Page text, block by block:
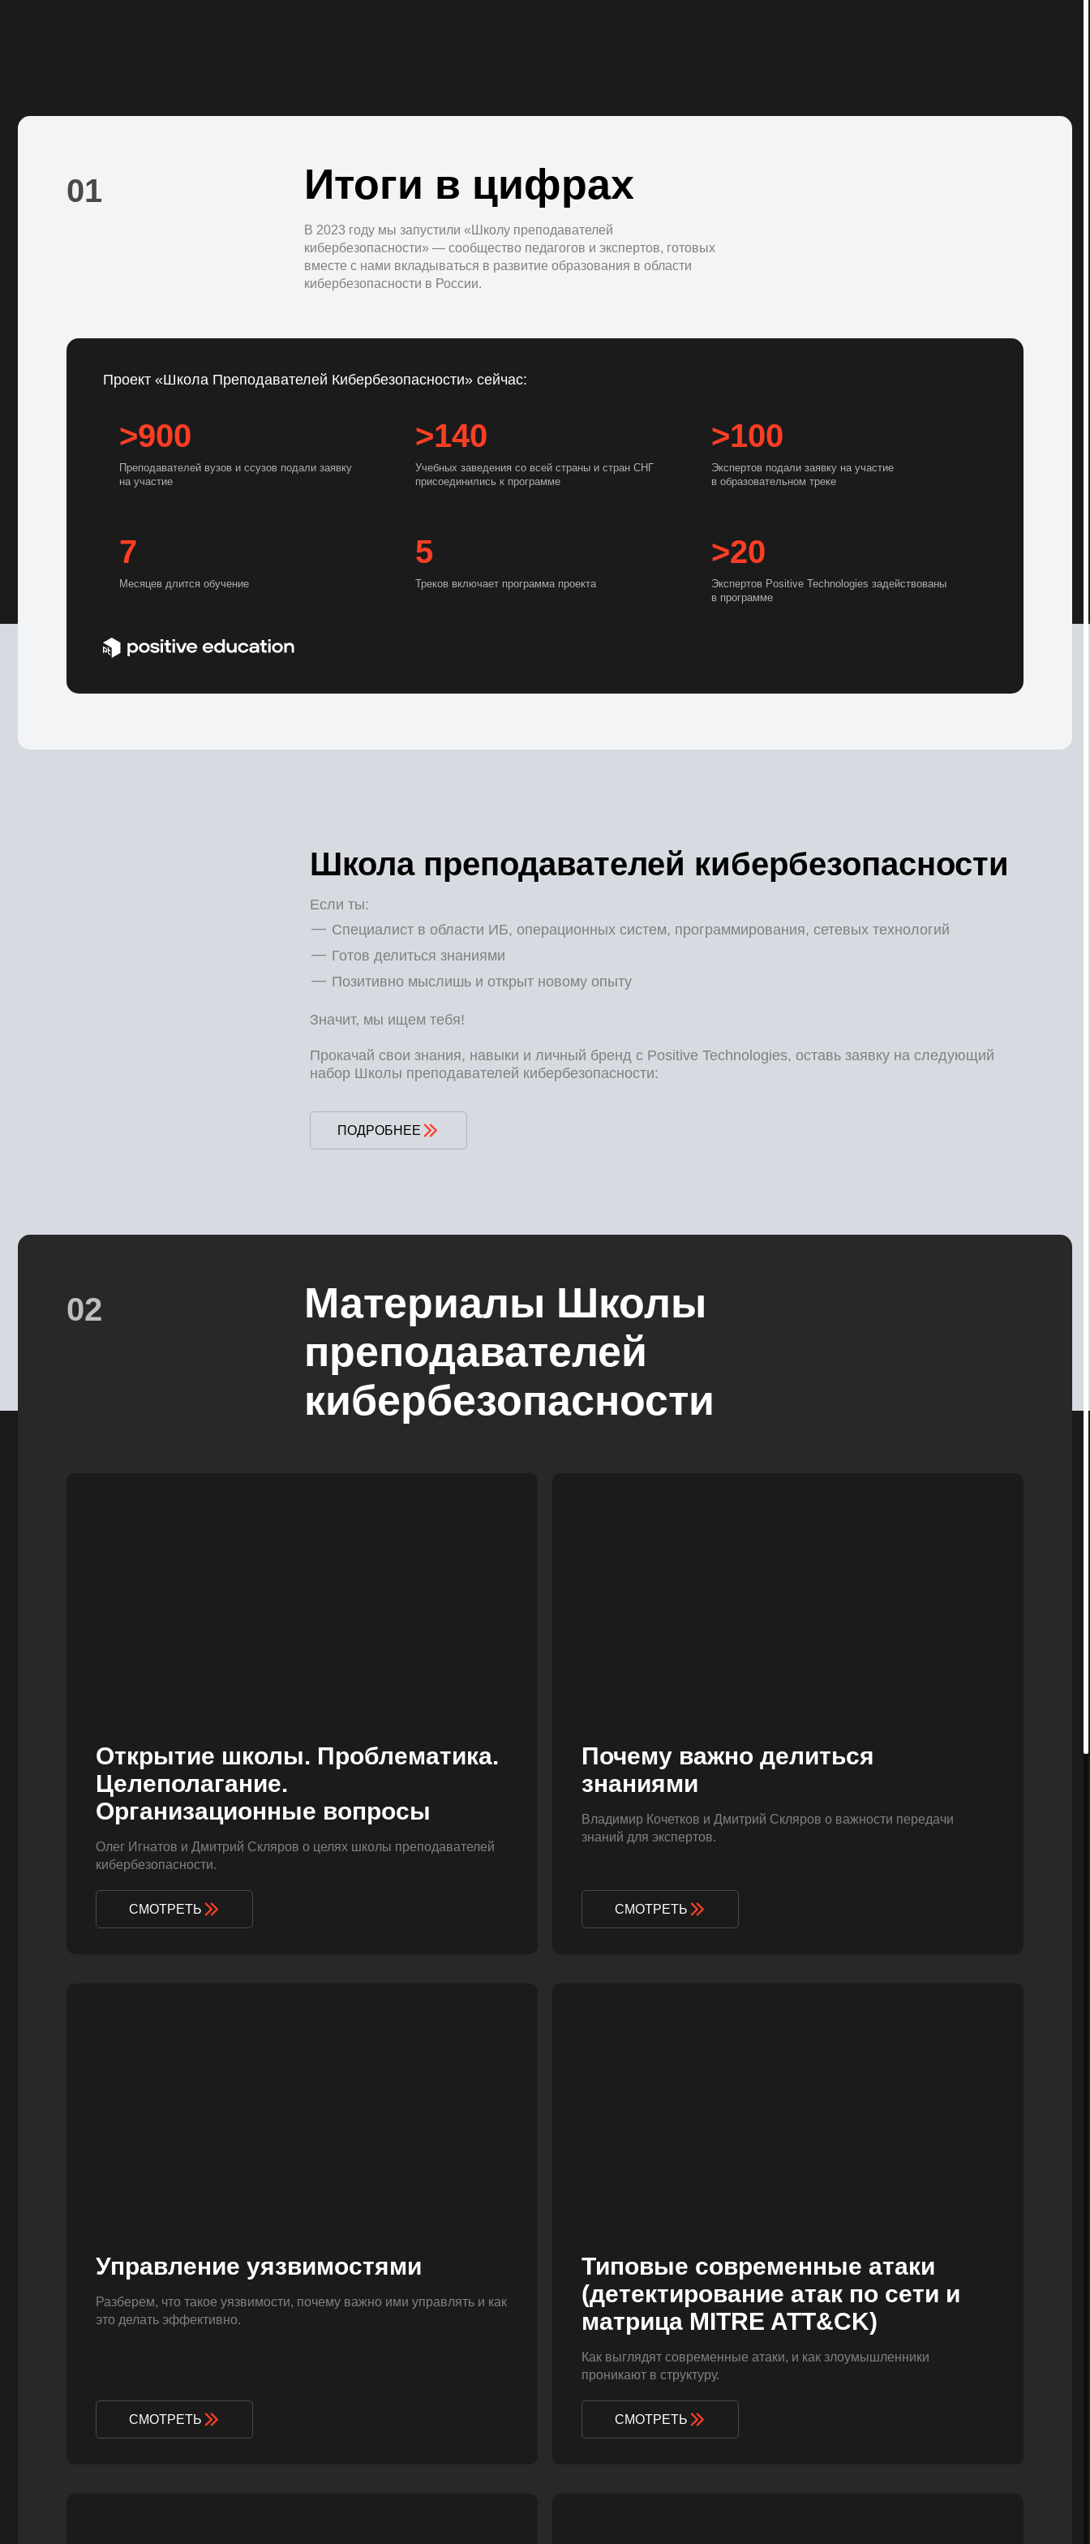
01 Итоги в цифрах
В 2023 году мы запустили «Школу преподавателей
кибербезопасности» — сообщество педагогов и экспертов, готовых
вместе с нами вкладываться в развитие образования в области
кибербезопасности в России.
Проект «Школа Преподавателей Кибербезопасности» сейчас:
>900
Преподавателей вузов и ссузов подали заявку
на участие
>140
Учебных заведения со всей страны и стран СНГ
присоединились к программе
>100
Экспертов подали заявку на участие
в образовательном треке
7
Месяцев длится обучение
5
Треков включает программа проекта
>20
Экспертов Positive Technologies задействованы
в программе
Школа преподавателей кибербезопасности
Если ты:
Специалист в области ИБ, операционных систем, программирования, сетевых технологий
Готов делиться знаниями
Позитивно мыслишь и открыт новому опыту
Значит, мы ищем тебя!
Прокачай свои знания, навыки и личный бренд с Positive Technologies, оставь заявку на следующий
набор Школы преподавателей кибербезопасности:
ПОДРОБНЕЕ
02
Материалы Школы
преподавателей
кибербезопасности
Открытие школы. Проблематика.
Целеполагание.
Организационные вопросы
Олег Игнатов и Дмитрий Скляров о целях школы преподавателей
кибербезопасности.
СМОТРЕТЬ
Почему важно делиться
знаниями
Владимир Кочетков и Дмитрий Скляров о важности передачи
знаний для экспертов.
СМОТРЕТЬ
Управление уязвимостями
Разберем, что такое уязвимости, почему важно ими управлять и как
это делать эффективно.
СМОТРЕТЬ
Типовые современные атаки
(детектирование атак по сети и
матрица MITRE ATT&CK)
Как выглядят современные атаки, и как злоумышленники
проникают в структуру.
СМОТРЕТЬ